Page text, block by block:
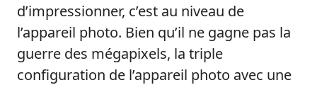
d’impressionner, c’est au niveau de
l’appareil photo. Bien qu’il ne gagne pas la
guerre des mégapixels, la triple
configuration de l’appareil photo avec une